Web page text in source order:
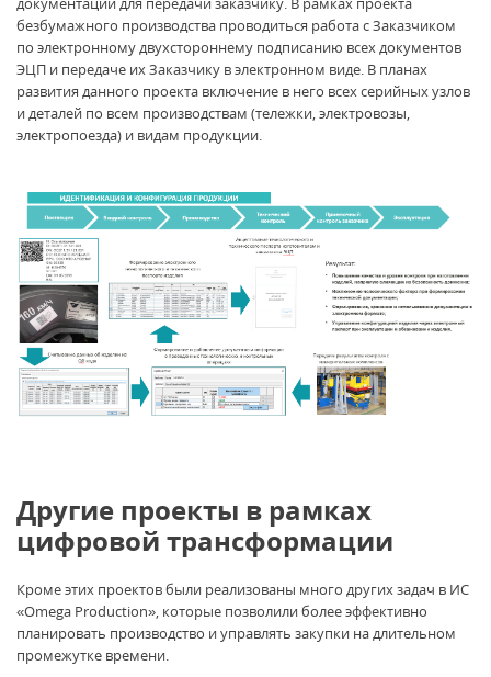
безбумажного производства проводиться работа с Заказчиком
по электронному двухстороннему подписанию всех документов
ЭЦП и передаче их Заказчику в электронном виде. В планах
развития данного проекта включение в него всех серийных узлов
и деталей по всем производствам (тележки, электровозы,
электропоезда) и видам продукции.
Другие проекты в рамках
цифровой трансформации
Кроме этих проектов были реализованы много других задач в ИС
«Omega Production», которые позволили более эффективно
планировать производство и управлять закупки на длительном
промежутке времени.